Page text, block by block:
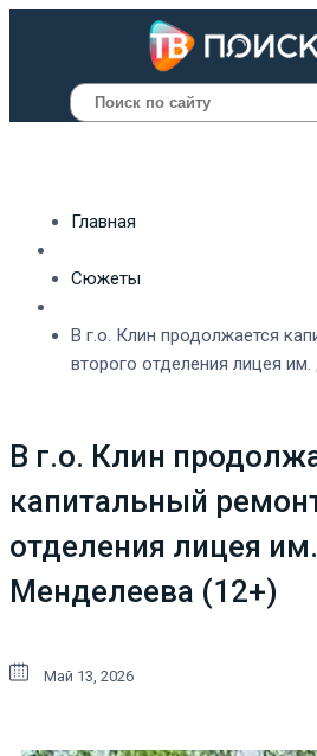
Поиск
Главная
Сюжеты
В г.о. Клин продолжается
второго отделения лицея
В г.о. Клин
капитальный
отделения лицея
Менделеева (12+)
Май 13, 2026